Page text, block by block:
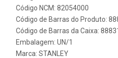
Código NCM: 82054000
Código de Barras do Produto:
Código de Barras da Caixa:
Embalagem: UN/1
Marca: STANLEY